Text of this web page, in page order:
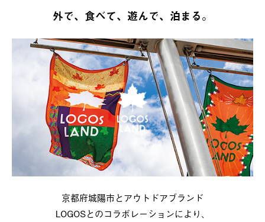
外で、食べて、遊んで、泊まる。
京都府城陽市とアウトドアブランド
LOGOSとのコラボレーションにより、